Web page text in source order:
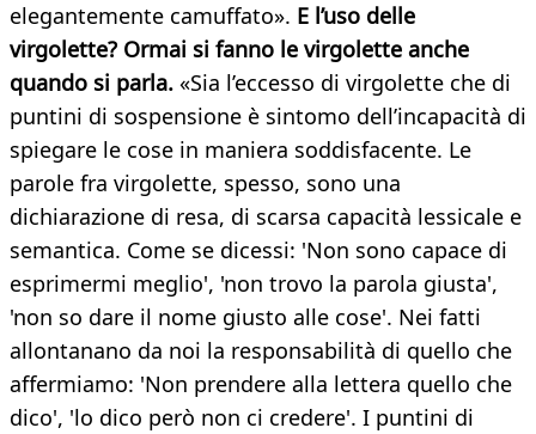
elegantemente camuffato». E l’uso delle
virgolette? Ormai si fanno le virgolette anche
quando si parla. «Sia l’eccesso di virgolette che di
puntini di sospensione è sintomo dell’incapacità di
spiegare le cose in maniera soddisfacente. Le
parole fra virgolette, spesso, sono una
dichiarazione di resa, di scarsa capacità lessicale e
semantica. Come se dicessi: 'Non sono capace di
esprimermi meglio', 'non trovo la parola giusta',
'non so dare il nome giusto alle cose'. Nei fatti
allontanano da noi la responsabilità di quello che
affermiamo: 'Non prendere alla lettera quello che
dico', 'lo dico però non ci credere'. I puntini di